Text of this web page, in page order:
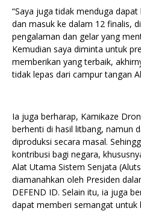
“Saya juga tidak menduga
dan masuk ke dalam 12 finalis,
pengalaman dan gelar yang
Kemudian saya diminta untuk
memberikan yang terbaik,
tidak lepas dari campur tangan
Ia juga berharap, Kamikaze
berhenti di hasil litbang, namun
diproduksi secara masal.
kontribusi bagi negara,
Alat Utama Sistem Senjata
diamanahkan oleh Presiden
DEFEND ID. Selain itu, ia juga
dapat memberi semangat untuk